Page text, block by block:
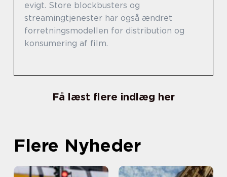
evigt. Store blockbusters og
streamingtjenester har også ændret
forretningsmodellen for distribution og
konsumering af film.
Få læst flere indlæg her
Flere Nyheder